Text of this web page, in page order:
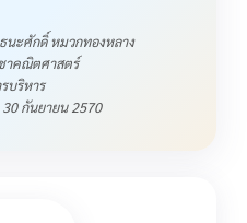
นะศักดิ์ หมวกทองหลาง
าคณิตศาสตร์
บริหาร
กันยายน 2570